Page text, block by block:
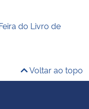
do Livro de
Voltar ao topo